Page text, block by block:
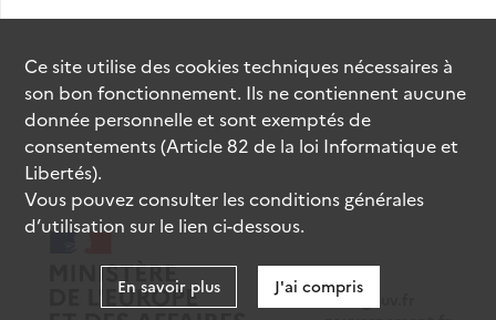
data.gouv.fr
Ce site utilise descookiestechniques nécessaires à
son bon fonctionnement. Ils ne contiennent aucune
donnée personnelle et sont exemptés de
consentements (Article 82 de la loi Informatique et
Libertés).
Vous pouvez consulter les conditions générales
d’utilisation sur le lien ci-dessous.
En savoir plus J'ai compris